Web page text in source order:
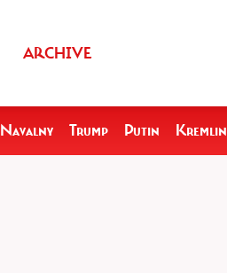
ARCHIVE
Navalny Trump Putin Kremlin